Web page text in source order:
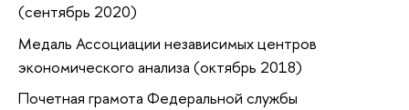
(сентябрь 2020)
Медаль Ассоциации независимых центров
экономического анализа (октябрь 2018)
Почетная грамота Федеральной службы